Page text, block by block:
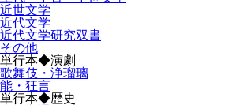
近世文学
近代文学
近代文学研究双書
その他
単行本◆演劇
歌舞伎・浄瑠璃
能・狂言
単行本◆歴史